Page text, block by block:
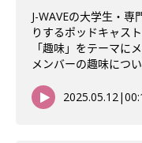
J-WAVEの大学生・専
りするポッドキャス
「趣味」をテーマに
メンバーの趣味につ
2025.05.12|